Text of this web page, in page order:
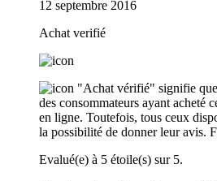
12 septembre 2016
Achat verifié
"Achat vérifié" signifie
des consommateurs ayant acheté
en ligne. Toutefois, tous ceux
la possibilité de donner leur avis.
Evalué(e) à 5 étoile(s) sur 5.